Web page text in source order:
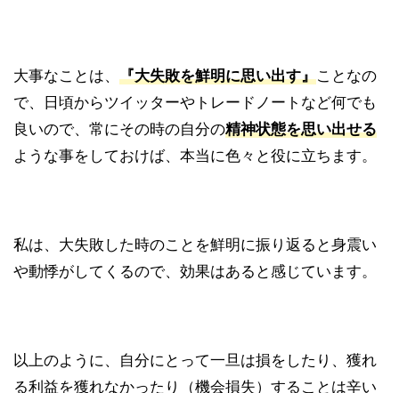
大事なことは、 『大失敗を鮮明に思い出す』ことなの
で、日頃からツイッターやトレードノートなど何でも
良いので、常にその時の自分の精神状態を思い出せる
ような事をしておけば、本当に色々と役に立ちます。
私は、大失敗した時のことを鮮明に振り返ると身震い
や動悸がしてくるので、効果はあると感じています。
以上のように、自分にとって一旦は損をしたり、獲れ
る利益を獲れなかったり（機会損失）することは辛い